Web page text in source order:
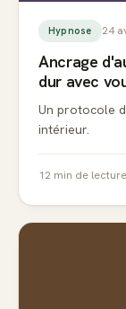
Hypnose 24
Ancrage
dur avec
Un protocole
intérieur.
12 min de lecture